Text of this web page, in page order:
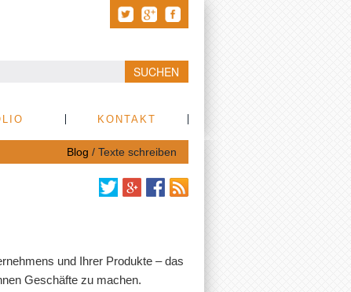
SUCHEN
KONTAKT
Blog / Texte schreiben
und Ihrer Produkte – das
Geschäfte zu machen.